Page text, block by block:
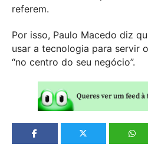
referem.
Por isso, Paulo Macedo diz
usar a tecnologia para servir
“no centro do seu negócio”.